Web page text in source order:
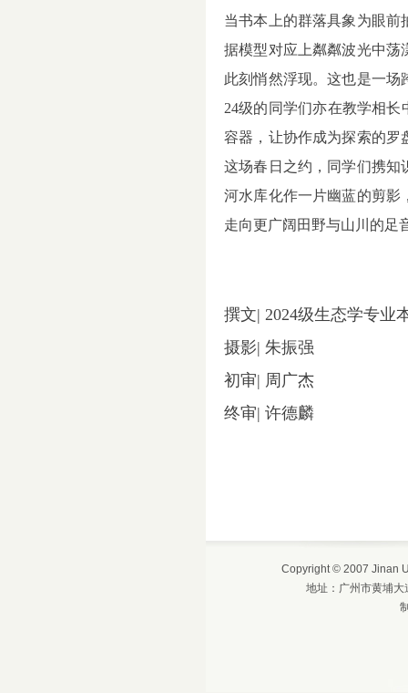
当书本上的群落具象为眼前
据模型对应上粼粼波光中荡
此刻悄然浮现。这也是一场
24级的同学们亦在教学相长
容器，让协作成为探索的罗
这场春日之约，同学们携知
河水库化作一片幽蓝的剪影
走向更广阔田野与山川的足
撰文| 2024级生态学专业
摄影| 朱振强
初审| 周广杰
终审| 许德麟
Copyright © 2007 Jinan
地址：广州市黄埔